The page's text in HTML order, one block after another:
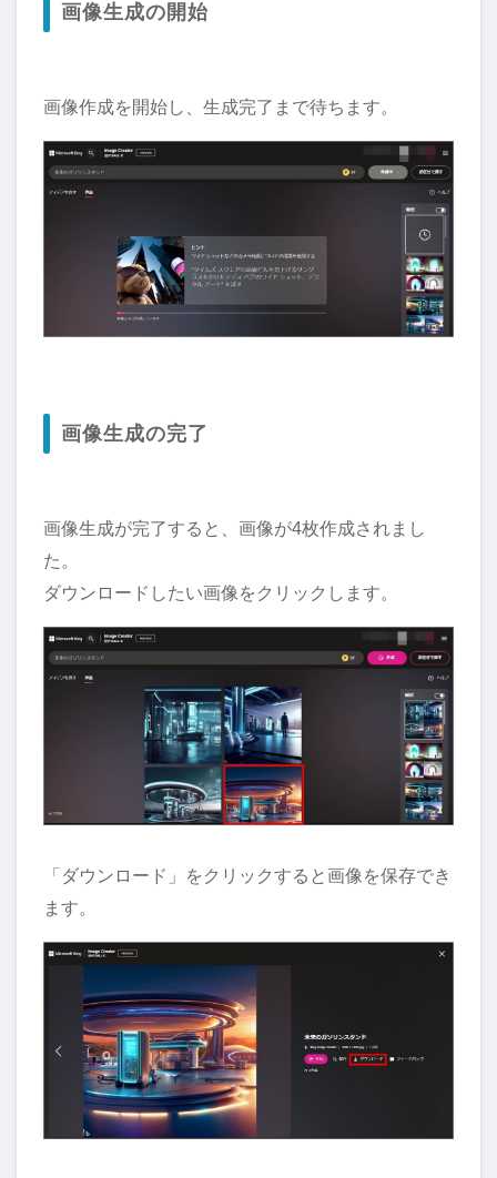
画像生成の開始
画像作成を開始し、生成完了まで待ちます。
画像生成の完了
画像生成が完了すると、画像が4枚作成されまし
た。
ダウンロードしたい画像をクリックします。
「ダウンロード」をクリックすると画像を保存でき
ます。